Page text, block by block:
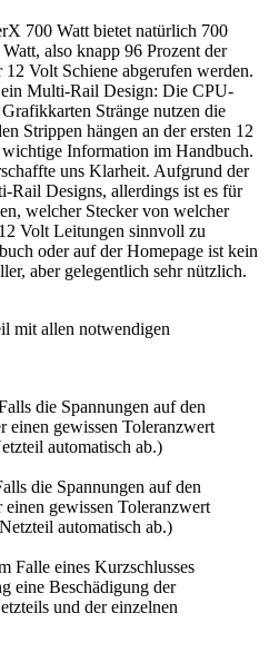
700 Watt bietet natürlich 700
also knapp 96 Prozent der
Volt Schiene abgerufen werden.
Multi-Rail Design: Die CPU-
Stränge nutzen die
Strippen hängen an der ersten 12
Information im Handbuch.
uns Klarheit. Aufgrund der
Rail Designs, allerdings ist es für
welcher Stecker von welcher
Volt Leitungen sinnvoll zu
oder auf der Homepage ist kein
aber gelegentlich sehr nützlich.
mit allen notwendigen
die Spannungen auf den
einen gewissen Toleranzwert
automatisch ab.)
die Spannungen auf den
gewissen Toleranzwert
automatisch ab.)
Falle eines Kurzschlusses
eine Beschädigung der
und der einzelnen